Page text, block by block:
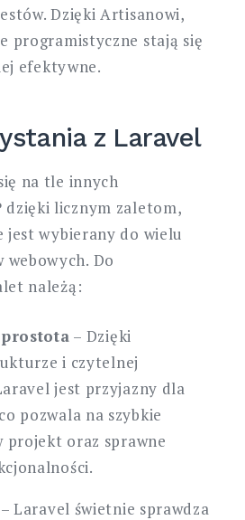
Dzięki Artisanowi,
programistyczne stają się
efektywne.
z Laravel
na tle innych
dzięki licznym zaletom,
jest wybierany do wielu
Do
należą:
– Dzięki
i czytelnej
jest przyjazny dla
pozwala na szybkie
projekt oraz sprawne
– Laravel świetnie sprawdza